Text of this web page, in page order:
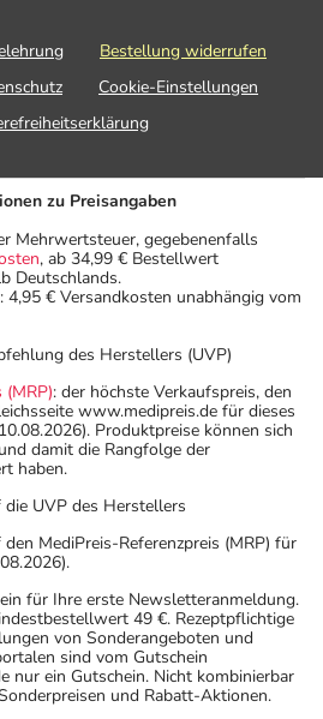
Bestellung widerrufen
Cookie-Einstellungen
zu Preisangaben
Mehrwertsteuer, gegebenenfalls
, ab 34,99 € Bestellwert
Deutschlands.
4,95 € Versandkosten unabhängig vom
des Herstellers (UVP)
(MRP): der höchste Verkaufspreis, den
www.medipreis.de für dieses
Produktpreise können sich
damit die Rangfolge der
haben.
UVP des Herstellers
MediPreis-Referenzpreis (MRP) für
für Ihre erste Newsletteranmeldung.
49 €. Rezeptpflichtige
von Sonderangeboten und
sind vom Gutschein
nur ein Gutschein. Nicht kombinierbar
und Rabatt-Aktionen.